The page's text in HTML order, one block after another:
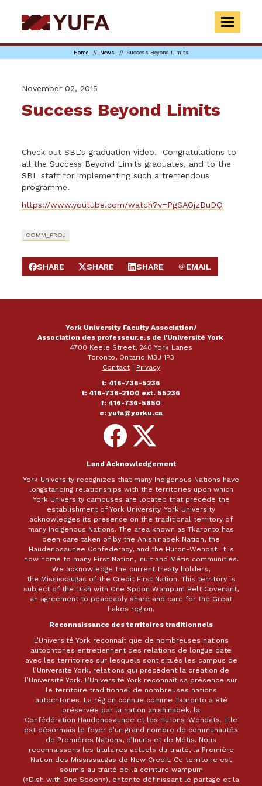
to
main
TOGGLE
Home News Success Beyond Limits
November 02, 2015
Success Beyond Limits
Check out SBL's graduation video. Congratulations to
all the Success Beyond Limits graduates, and to the
SBL staff for implementing such a tremendous
programme.
https://www.youtube.com/watch?v=PgSAOjzDuDQ
COMM_PROJ
SHARE ON FACEBOOK
SHARE
SHARE ON X
SHARE
SHARE ON LINKEDIN
SHARE
SEND EMAIL
EMAIL
York University Faculty Association/
Association des professeur.e.s de l'Université York
4700 Keele Street, 240 York Lanes
Toronto, Ontario M3J 1P3
Contact|
Privacy
t: 416-736-5236
t: 416-736-2100 ext. 55236
f: 416-736-5850
e: yufa@yorku.ca
Follow
on
Facebook
Follow
on
X
Land Acknowledgement
York University recognizes that many Indigenous Nations have
longstanding relationships with the territories upon which
York University campuses are located that precede the
establishment of York University. York University
acknowledges its presence on the traditional territory of
many Indigenous Nations. The area known as Tkaronto has
been care taken of by the Anishinabek Nation, the
Haudenosaunee Confederacy, and the Huron-Wendat. It is
now home to many First Nation, Inuit and Métis communities.
We acknowledge the current treaty holders,
the Mississaugas of the Credit First Nation. This territory is
subject of the Dish with One Spoon Wampum Belt Covenant,
an agreement to peaceably share and care for the Great
Lakes region.
Reconnaissance des territoires traditionnels
L’Université York reconnaît que de nombreuses nations
autochtones entretiennent des relations de longue date
avec les territoires sur lesquels sont situés les campus de
l’Université York, relations qui précèdent la création de
l’Université York. L’Université York reconnaît sa présence sur
le territoire traditionnel de nombreuses nations
autochtones. La région connue comme Tkaronto a été
préservée par la nation anishinabek, la
Confédération Haudenosaunee et les Hurons-Wendats. Elle
est désormais le foyer d’un grand nombre de communautés
de Premières Nations, d’Inuits et de Métis. Nous
reconnaissons les titulaires actuels du traité, la Première
Nation des Mississaugas de New Credit. Ce territoire est
soumis au traité de la ceinture wampum
(«Dish with One Spoon»), entente définissant le partage et la